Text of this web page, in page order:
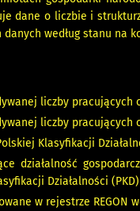
dane o liczbie i
według stanu na
liczby pracujących
liczby
Klasyfikacji
działalność
Działalności
w rejestrze REGON